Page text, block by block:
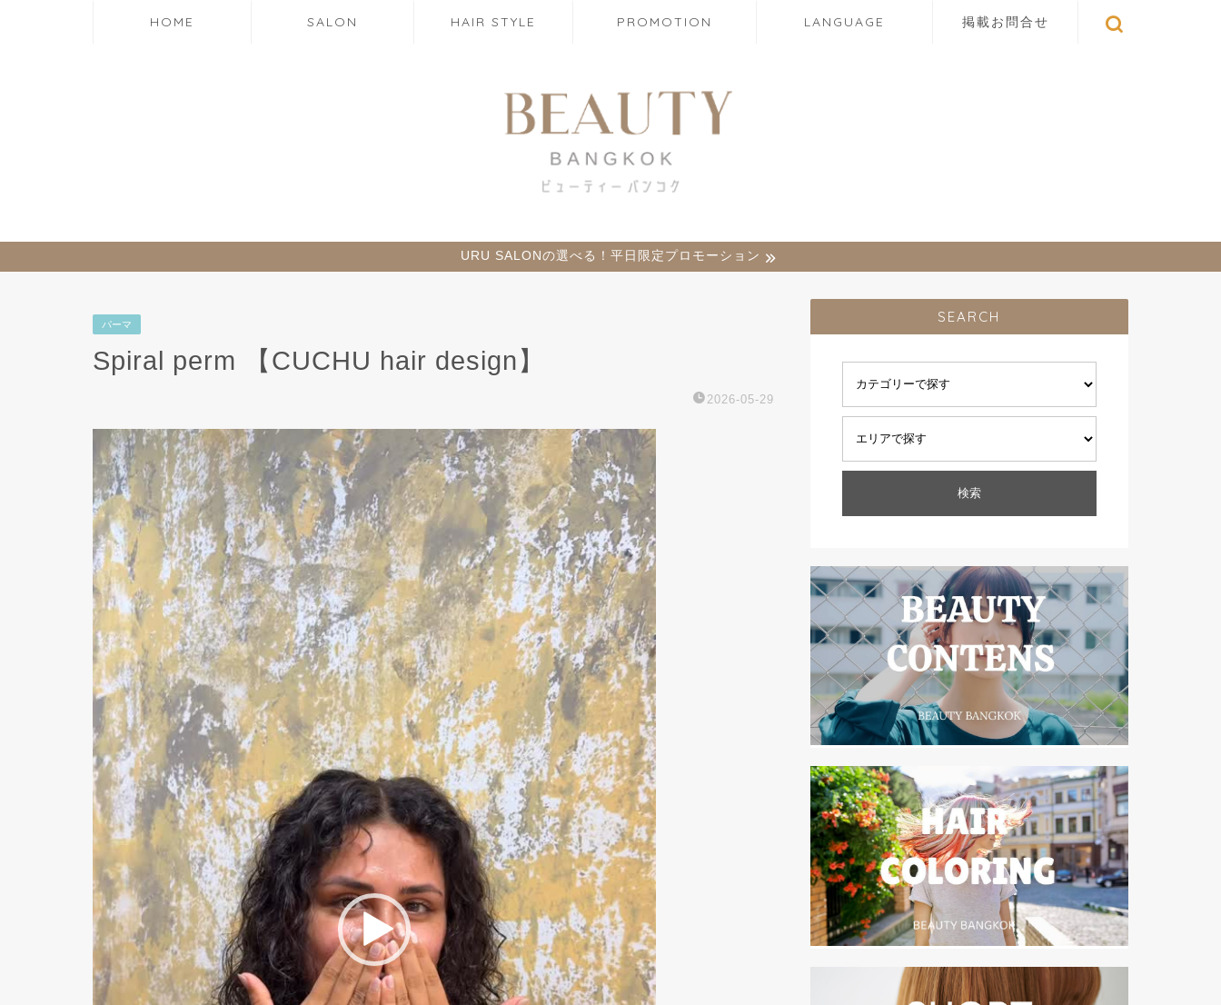
HOME SALON HAIR STYLE PROMOTION LANGUAGE 掲載お問合せ
URU SALONの選べる！平日限定プロモーション
パーマ
Spiral perm 【CUCHU hair design】
2026-05-29
画
プ
レ
ー
ヤ
ー
SEARCH